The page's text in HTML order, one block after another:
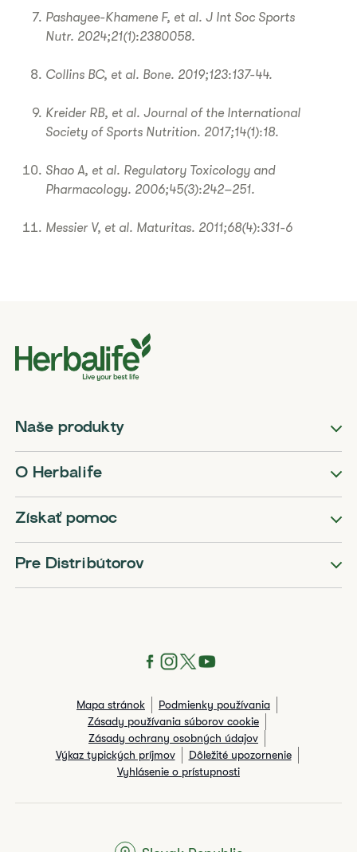
Pashayee-Khamene F, et al. J Int Soc Sports
Nutr. 2024;21(1):2380058.
Collins BC, et al. Bone. 2019;123:137-44.
Kreider RB, et al. Journal of the International
Society of Sports Nutrition. 2017;14(1):18.
Shao A, et al. Regulatory Toxicology and
Pharmacology. 2006;45(3):242–251.
Messier V, et al. Maturitas. 2011;68(4):331-6
Naše produkty
O Herbalife
Získať pomoc
Pre Distribútorov
Mapa stránok
Podmienky používania
Zásady používania súborov cookie
Zásady ochrany osobných údajov
Výkaz typických príjmov
Dôležité upozornenie
Vyhlásenie o prístupnosti